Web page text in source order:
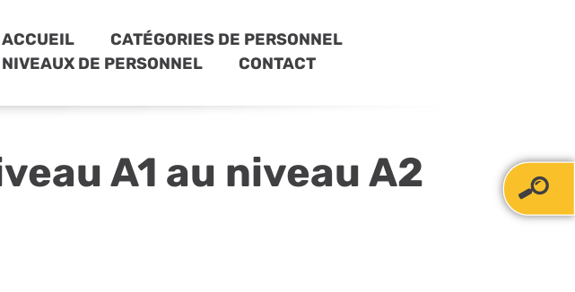
ACCUEIL
CATÉGORIES DE PERSONNEL
NIVEAUX DE PERSONNEL
CONTACT
A1 au niveau A2